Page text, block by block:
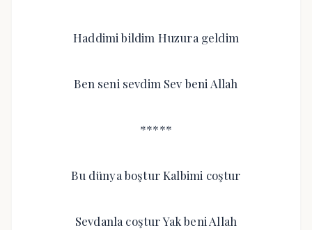
Haddimi bildim Huzura geldim
Ben seni sevdim Sev beni Allah
*****
Bu dünya boştur Kalbimi coştur
Sevdanla coştur Yak beni Allah